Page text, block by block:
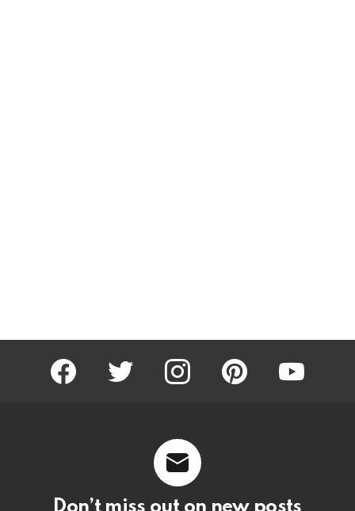
facebook twitter instagram pinterest youtube